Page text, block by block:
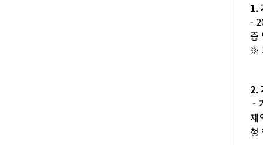
1.
-
증
※
2.
-
제
청